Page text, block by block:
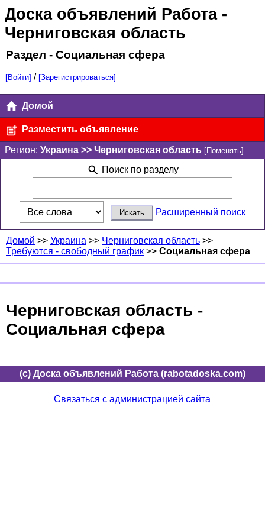
Доска объявлений Работа-
Черниговская область
Раздел - Социальная сфера
[Войти] / [Зарегистрироваться]
Домой
Разместить объявление
Регион: Украина >> Черниговская область [Поменять]
Поиск по разделу
Расширенный поиск
Домой >> Украина >> Черниговская область >>
Требуются - свободный график >> Социальная сфера
Черниговская область -
Социальная сфера
(c) Доска объявлений Работа (rabotadoska.com)
Связаться с администрацией сайта